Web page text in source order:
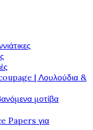
| Λουλούδια &
μοτίβα
Papers για